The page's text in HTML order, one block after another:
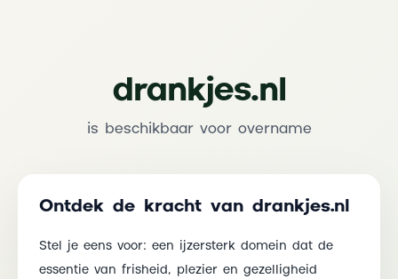
drankjes.nl
is beschikbaar voor overname
Ontdek de kracht van drankjes.nl
Stel je eens voor: een ijzersterk domein dat de
essentie van frisheid, plezier en gezelligheid